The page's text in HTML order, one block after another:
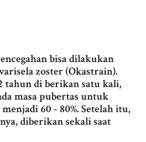
bisa dilakukan
zoster (Okastrain).
tahun di berikan satu kali,
masa pubertas untuk
60 - 80%. Setelah itu,
diberikan sekali saat